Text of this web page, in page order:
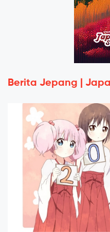
Berita Jepang |